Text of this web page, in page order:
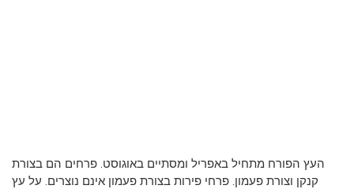
העץ הפורח מתחיל באפריל ומסתיים באוגוסט. פרחים הם בצורת
קנקן וצורת פעמון. פרחי פירות בצורת פעמון אינם נוצרים. על עץ